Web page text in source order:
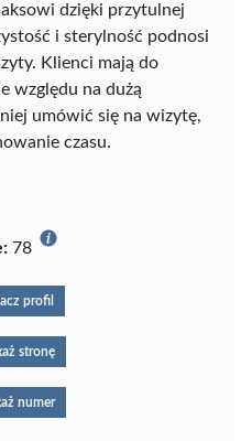
dzięki przytulnej
i sterylność podnosi
Klienci mają do
względu na dużą
umówić się na wizytę,
czasu.
78
profil
stronę
numer